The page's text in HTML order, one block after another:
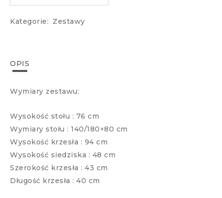
Kategorie: Zestawy
OPIS
Wymiary zestawu:
Wysokość stołu : 76 cm
Wymiary stołu : 140/180×80 cm
Wysokość krzesła : 94 cm
Wysokość siedziska : 48 cm
Szerokość krzesła : 43 cm
Długość krzesła : 40 cm